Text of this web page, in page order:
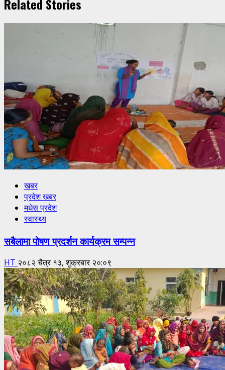
Related Stories
खबर
प्रदेश खबर
मधेस प्रदेश
स्वास्थ्य
सबैलामा पोषण प्रदर्शन कार्यक्रम सम्पन्न
HT २०८२ चैत्र १३, शुक्रबार २०:०९